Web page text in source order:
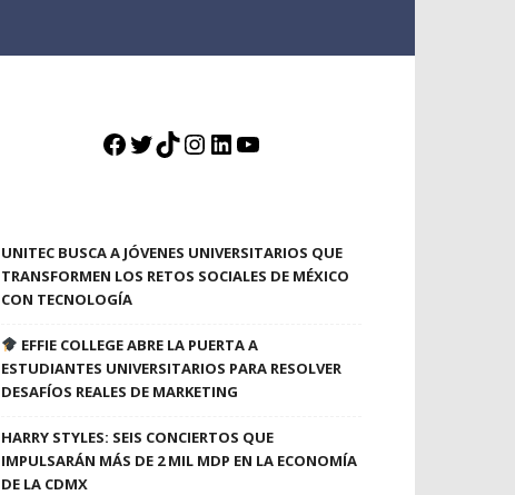
Facebook
Twitter
TikTok
Instagram
LinkedIn
YouTube
UNITEC BUSCA A JÓVENES UNIVERSITARIOS QUE
TRANSFORMEN LOS RETOS SOCIALES DE MÉXICO
CON TECNOLOGÍA
EFFIE COLLEGE ABRE LA PUERTA A
ESTUDIANTES UNIVERSITARIOS PARA RESOLVER
DESAFÍOS REALES DE MARKETING
HARRY STYLES: SEIS CONCIERTOS QUE
IMPULSARÁN MÁS DE 2 MIL MDP EN LA ECONOMÍA
DE LA CDMX